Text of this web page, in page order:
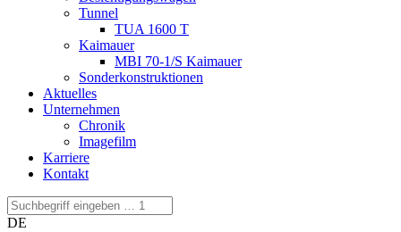
Tunnel
TUA 1600 T
Kaimauer
MBI 70-1/S Kaimauer
Sonderkonstruktionen
Aktuelles
Unternehmen
Chronik
Imagefilm
Karriere
Kontakt
DE